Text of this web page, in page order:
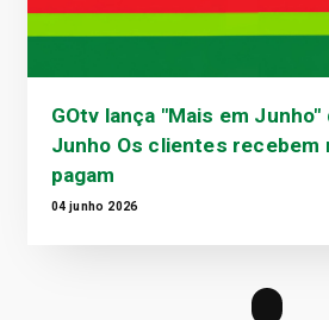
GOtv lança "Mais em Junho"
Junho Os clientes recebem
pagam
04 junho 2026